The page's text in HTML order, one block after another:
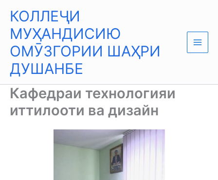
content
КОЛЛЕҶИ
МУҲАНДИСИЮ
ОМӮЗГОРИИ ШАҲРИ
ДУШАНБЕ
Кафедраи технологияи
иттилооти ва дизайн